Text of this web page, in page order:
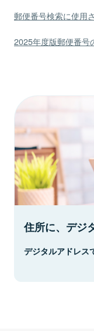
郵便番号検索に使用
2025年度版郵便番号
住所に、デジ
デジタルアドレス